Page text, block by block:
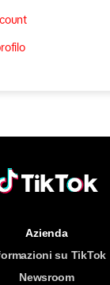
Azienda
su TikTok
Newsroom